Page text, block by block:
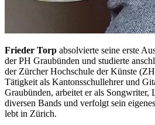
Frieder Torp absolvierte seine erste
der PH Graubünden und studierte
der Zürcher Hochschule der Künste
Tätigkeit als Kantonsschullehrer und
Graubünden, arbeitet er als
diversen Bands und verfolgt sein
lebt in Zürich.